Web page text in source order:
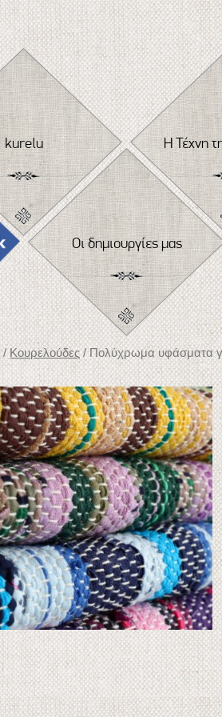
kurelu Η Τέχνη
Οι δημιουργίες μας
/Κουρελούδες/ Πολύχρωμα υφάσματα